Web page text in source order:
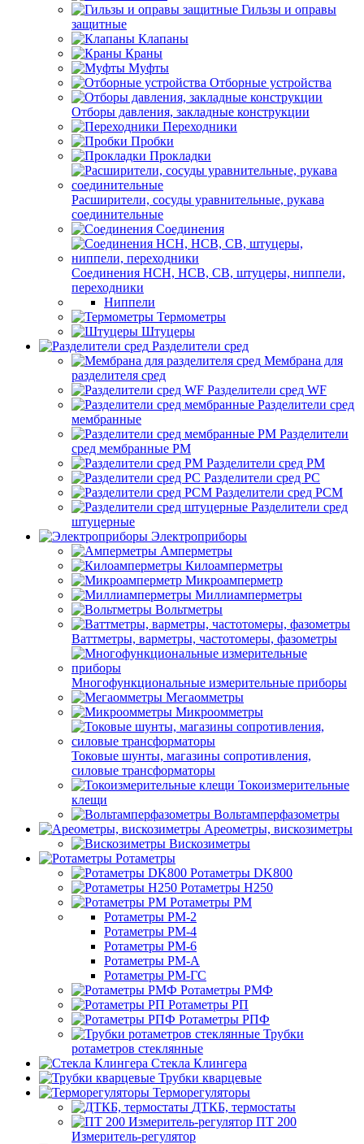
Гильзы и оправы
защитные
Клапаны
Краны
Муфты
Отборные устройства
Отборы давления, закладные конструкции
Переходники
Пробки
Прокладки
Расширители, сосуды уравнительные, рукава
соединительные
Соединения
Соединения НСН, НСВ, СВ, штуцеры, ниппели,
переходники
Ниппели
Термометры
Штуцеры
Разделители сред
Мембрана для
разделителя сред
Разделители сред WF
Разделители сред
мембранные
Разделители
сред мембранные РМ
Разделители сред РМ
Разделители сред РС
Разделители сред РСМ
Разделители сред
штуцерные
Электроприборы
Амперметры
Килоамперметры
Микроамперметр
Миллиамперметры
Вольтметры
Ваттметры, варметры, частотомеры, фазометры
Многофункциональные измерительные приборы
Мегаомметры
Микроомметры
Токовые шунты, магазины сопротивления,
силовые трансформаторы
Токоизмерительные
клещи
Вольтамперфазометры
Ареометры, вискозиметры
Вискозиметры
Ротаметры
Ротаметры DK800
Ротаметры H250
Ротаметры РМ
Ротаметры РМ-2
Ротаметры РМ-4
Ротаметры РМ-6
Ротаметры РМ-А
Ротаметры РМ-ГС
Ротаметры РМФ
Ротаметры РП
Ротаметры РПФ
Трубки
ротаметров стеклянные
Стекла Клингера
Трубки кварцевые
Терморегуляторы
ДТКБ, термостаты
ПТ 200
Измеритель-регулятор